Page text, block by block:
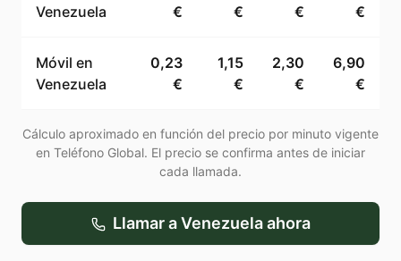
Venezuela
€
€
€
€
Móvil en
Venezuela
0,23
€
1,15
€
2,30
€
6,90
€
Cálculo aproximado en función del precio por minuto vigente
en Teléfono Global. El precio se confirma antes de iniciar
cada llamada.
Llamar aVenezuelaahora